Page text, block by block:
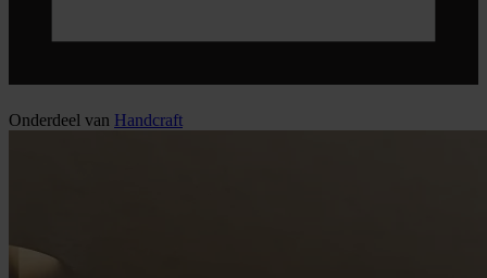
Onderdeel van Handcraft